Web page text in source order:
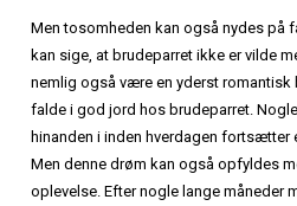
Men tosomheden kan også nydes på
kan sige, at brudeparret ikke er vilde
nemlig også være en yderst romantisk
falde i god jord hos brudeparret.
hinanden i inden hverdagen fortsætter
Men denne drøm kan også opfyldes
oplevelse. Efter nogle lange måneder